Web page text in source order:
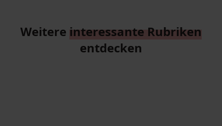
Weitere interessante Rubriken
entdecken